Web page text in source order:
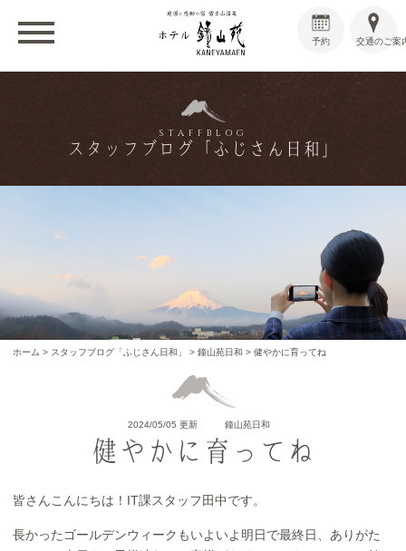
交通のご案
予約
STAFFBLOG
スタッフブログ「ふじさん日和」
ホーム > スタッフブログ「ふじさん日和」 >鐘山苑日和 >健やかに育ってね
2024/05/05 更新 鐘山苑日和
健やかに育ってね
皆さんこんにちは！IT課スタッフ田中です。
長かったゴールデンウィークもいよいよ明日で最終日、ありがた